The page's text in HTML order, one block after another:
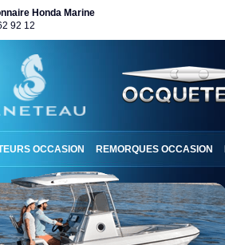
Honda Marine
92 12
OCCASION REMORQUES OCCASION